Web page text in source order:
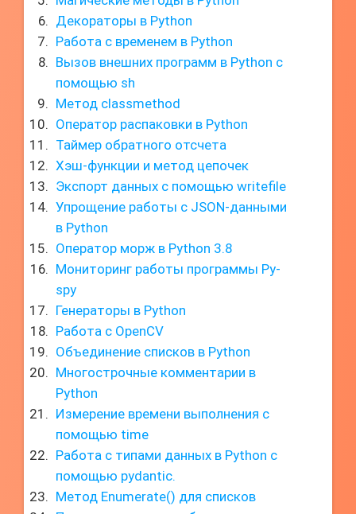
Декораторы в Python
Работа с временем в Python
Вызов внешних программ в Python с
помощью sh
Метод classmethod
Оператор распаковки в Python
Таймер обратного отсчета
Хэш-функции и метод цепочек
Экспорт данных с помощью writefile
Упрощение работы с JSON-данными
в Python
Оператор морж в Python 3.8
Мониторинг работы программы Py-
spy
Генераторы в Python
Работа с OpenCV
Объединение списков в Python
Многострочные комментарии в
Python
Измерение времени выполнения с
помощью time
Работа с типами данных в Python с
помощью pydantic.
Метод Enumerate() для списков